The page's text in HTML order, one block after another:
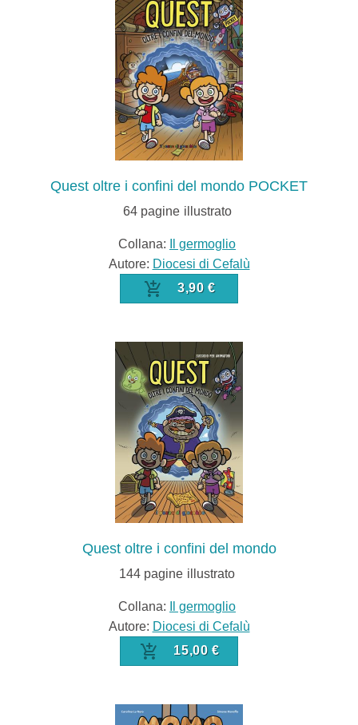
Quest oltre i confini del mondo POCKET
64pagine illustrato
Collana:
Il germoglio
Autore: Diocesi di Cefalù
3,90 €
Quest oltre i confini del mondo
144 pagine illustrato
Collana:
Il germoglio
Autore: Diocesi di Cefalù
15,00 €